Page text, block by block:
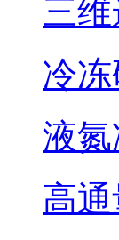
三
冷
液
高